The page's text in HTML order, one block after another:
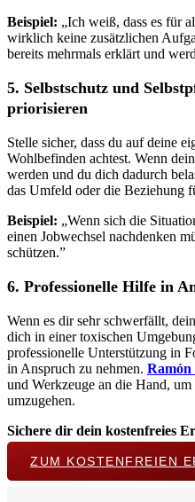
Beispiel: „Ich weiß, dass es für
wirklich keine zusätzlichen
bereits mehrmals erklärt und
5. Selbstschutz und
priorisieren
Stelle sicher, dass du auf deine
Wohlbefinden achtest. Wenn
werden und du dich dadurch
das Umfeld oder die Beziehung
Beispiel: „Wenn sich die
einen Jobwechsel nachdenken
schützen.”
6. Professionelle Hilfe in
Wenn es dir sehr schwerfällt,
dich in einer toxischen
professionelle Unterstützung in
in Anspruch zu nehmen. Ramón
und Werkzeuge an die Hand,
umzugehen.
Sichere dir dein kostenfreies
ZUM KOSTENFREIEN